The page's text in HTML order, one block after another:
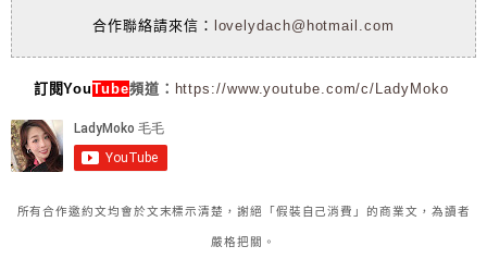
合作聯絡請來信： lovelydach@hotmail.com
訂閱YouTube頻道： https://www.youtube.com/c/LadyMoko
所有合作邀約文均會於文末標示清楚，謝絕「假裝自己消費」的商業文，為讀者
嚴格把關。